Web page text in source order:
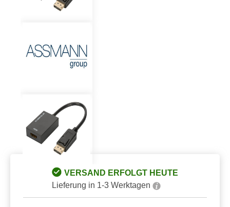
VERSAND ERFOLGT HEUTE
Lieferung in 1-3 Werktagen